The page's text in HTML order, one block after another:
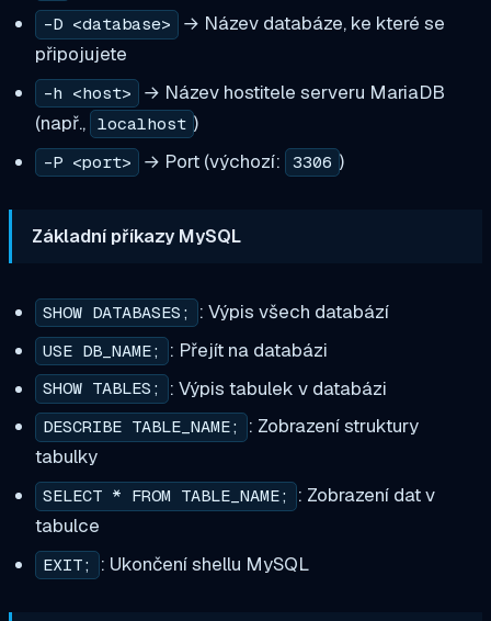
-D <database>
→ Název databáze, ke které se
připojujete
-h <host>
→ Název hostitele serveru MariaDB
(např., localhost )
-P <port> → Port (výchozí: 3306 )
Základní příkazy MySQL
SHOW DATABASES; : Výpis všech databází
USE DB_NAME; : Přejít na databázi
SHOW TABLES; : Výpis tabulek v databázi
DESCRIBE TABLE_NAME;
: Zobrazení struktury
tabulky
SELECT * FROM TABLE_NAME;
: Zobrazení dat v
tabulce
EXIT; : Ukončení shellu MySQL